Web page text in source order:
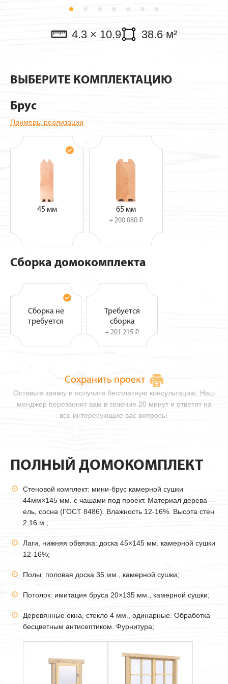
4.3 × 10.9 38.6 м²
ВЫБЕРИТЕ КОМПЛЕКТАЦИЮ
Брус
Примеры реализации
45 мм 65 мм
+ 200 080 i
Сборка домокомплекта
Сборка не
требуется
Требуется
сборка
+ 201 215 i
Оставьте заявку и получите бесплатную консультацию. Наш
менджер перезвонит вам в течение 20 минут и ответит на
все интересующие вас вопросы.
Сохранить проект
ПОЛНЫЙ ДОМОКОМПЛЕКТ
Стеновой комплект: мини-брус камерной сушки
44мм×145 мм. с чашами под проект. Материал дерева —
ель, сосна (ГОСТ 8486). Влажность 12-16%. Высота стен
2,16 м.;
Лаги, нижняя обвязка: доска 45×145 мм. камерной сушки
12-16%;
Полы: половая доска 35 мм., камерной сушки;
Потолок: имитация бруса 20×135 мм., камерной сушки;
Деревянные окна, стекло 4 мм., одинарные. Обработка
бесцветным антисептиком. Фурнитура;